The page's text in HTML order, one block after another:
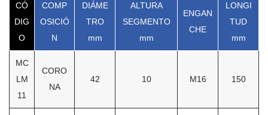
CÓ
DIG
O
COMP
OSICIÓ
N
DIÁME
TRO
mm
ALTURA
SEGMENTO
mm
ENGAN
CHE
LONGI
TUD
mm
MC
LM
11
CORO
NA
42 10 M16 150